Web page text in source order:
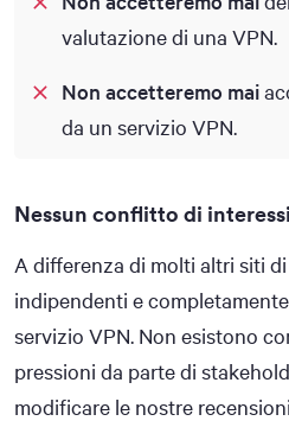
valutazione di una VPN.
Non accetteremo mai
da un servizio VPN.
Nessun conflitto di interessi
A differenza di molti altri siti
indipendenti e
servizio VPN. Non esistono
pressioni da parte di
modificare le nostre